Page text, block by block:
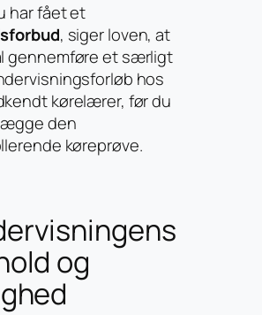
har fået et
, siger loven, at
gennemføre et særligt
hos
kørelærer, før du
den
køreprøve.
og